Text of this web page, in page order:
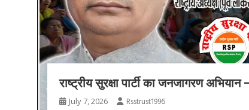
राष्ट्रीय सुरक्षा पार्टी का जनजागरण
July 7, 2026 Rsstrust1996